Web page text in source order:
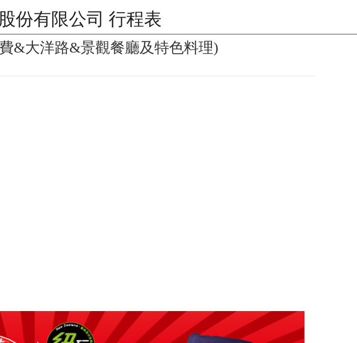
份有限公司 行程表
&大洋路&景觀餐廳及特色料理)